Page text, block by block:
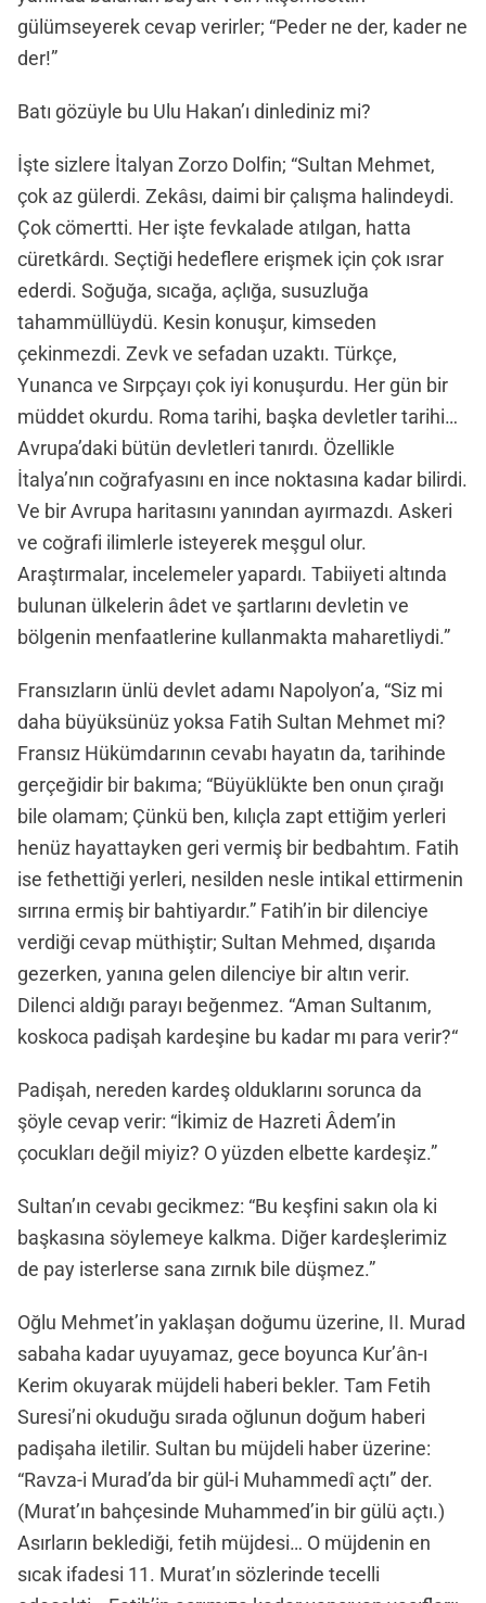
gülümseyerek cevap verirler; “Peder ne der, kader ne
der!”
Batı gözüyle bu Ulu Hakan’ı dinlediniz mi?
İşte sizlere İtalyan Zorzo Dolfin; “Sultan Mehmet,
çok az gülerdi. Zekâsı, daimi bir çalışma halindeydi.
Çok cömertti. Her işte fevkalade atılgan, hatta
cüretkârdı. Seçtiği hedeflere erişmek için çok ısrar
ederdi. Soğuğa, sıcağa, açlığa, susuzluğa
tahammüllüydü. Kesin konuşur, kimseden
çekinmezdi. Zevk ve sefadan uzaktı. Türkçe,
Yunanca ve Sırpçayı çok iyi konuşurdu. Her gün bir
müddet okurdu. Roma tarihi, başka devletler tarihi…
Avrupa’daki bütün devletleri tanırdı. Özellikle
İtalya’nın coğrafyasını en ince noktasına kadar bilirdi.
Ve bir Avrupa haritasını yanından ayırmazdı. Askeri
ve coğrafi ilimlerle isteyerek meşgul olur.
Araştırmalar, incelemeler yapardı. Tabiiyeti altında
bulunan ülkelerin âdet ve şartlarını devletin ve
bölgenin menfaatlerine kullanmakta maharetliydi.”
Fransızların ünlü devlet adamı Napolyon’a, “Siz mi
daha büyüksünüz yoksa Fatih Sultan Mehmet mi?
Fransız Hükümdarının cevabı hayatın da, tarihinde
gerçeğidir bir bakıma; “Büyüklükte ben onun çırağı
bile olamam; Çünkü ben, kılıçla zapt ettiğim yerleri
henüz hayattayken geri vermiş bir bedbahtım. Fatih
ise fethettiği yerleri, nesilden nesle intikal ettirmenin
sırrına ermiş bir bahtiyardır.” Fatih’in bir dilenciye
verdiği cevap müthiştir; Sultan Mehmed, dışarıda
gezerken, yanına gelen dilenciye bir altın verir.
Dilenci aldığı parayı beğenmez. “Aman Sultanım,
koskoca padişah kardeşine bu kadar mı para verir?“
Padişah, nereden kardeş olduklarını sorunca da
şöyle cevap verir: “İkimiz de Hazreti Âdem’in
çocukları değil miyiz? O yüzden elbette kardeşiz.”
Sultan’ın cevabı gecikmez: “Bu keşfini sakın ola ki
başkasına söylemeye kalkma. Diğer kardeşlerimiz
de pay isterlerse sana zırnık bile düşmez.”
Oğlu Mehmet’in yaklaşan doğumu üzerine, II. Murad
sabaha kadar uyuyamaz, gece boyunca Kur’ân-ı
Kerim okuyarak müjdeli haberi bekler. Tam Fetih
Suresi’ni okuduğu sırada oğlunun doğum haberi
padişaha iletilir. Sultan bu müjdeli haber üzerine:
“Ravza-i Murad’da bir gül-i Muhammedî açtı” der.
(Murat’ın bahçesinde Muhammed’in bir gülü açtı.)
Asırların beklediği, fetih müjdesi… O müjdenin en
sıcak ifadesi 11. Murat’ın sözlerinde tecelli